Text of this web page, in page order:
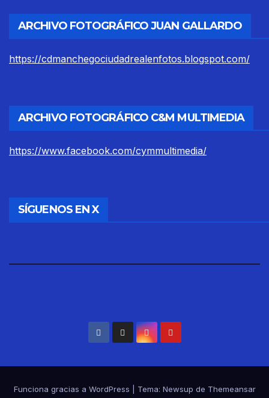
ARCHIVO FOTOGRÁFICO JUAN GALLARDO
https://cdmanchegociudadrealenfotos.blogspot.com/
ARCHIVO FOTOGRÁFICO C&M MULTIMEDIA
https://www.facebook.com/cymmultimedia/
SÍGUENOS EN X
Funciona gracias a WordPress Tema: Newsup de Themeansar